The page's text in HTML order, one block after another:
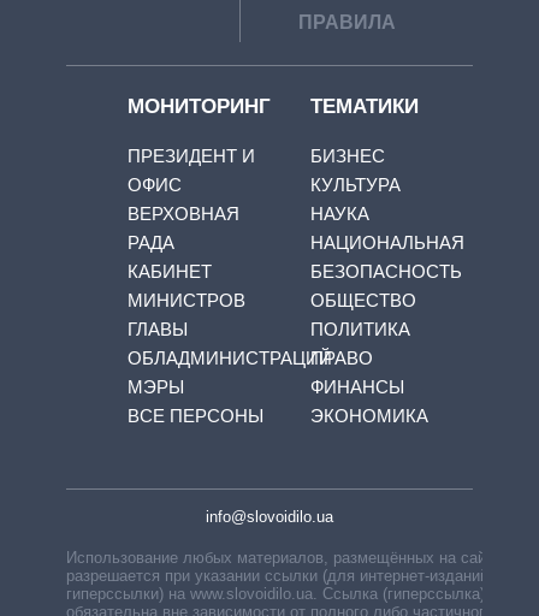
ПРАВИЛА
МОНИТОРИНГ
ПРЕЗИДЕНТ И
ОФИС
ВЕРХОВНАЯ
РАДА
КАБИНЕТ
МИНИСТРОВ
ГЛАВЫ
ОБЛАДМИНИСТРАЦИЙ
МЭРЫ
ВСЕ ПЕРСОНЫ
ТЕМАТИКИ
БИЗНЕС
КУЛЬТУРА
НАУКА
НАЦИОНАЛЬНАЯ
БЕЗОПАСНОСТЬ
ОБЩЕСТВО
ПОЛИТИКА
ПРАВО
ФИНАНСЫ
ЭКОНОМИКА
info@slovoidilo.ua
Использование любых материалов, размещённых на сайте,
разрешается при указании ссылки (для интернет-изданий —
гиперссылки) на www.slovoidilo.ua. Ссылка (гиперссылка)
обязательна вне зависимости от полного либо частичного